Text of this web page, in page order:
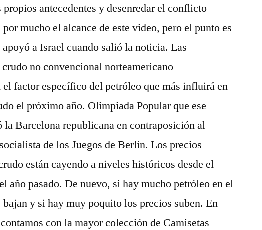
propios antecedentes y desenredar el conflicto
mucho el alcance de este video, pero el punto es
a Israel cuando salió la noticia. Las
no convencional norteamericano
el factor específico del petróleo que más influirá en
el próximo año. Olimpiada Popular que ese
la Barcelona republicana en contraposición al
de los Juegos de Berlín. Los precios
están cayendo a niveles históricos desde el
año pasado. De nuevo, si hay mucho petróleo en el
y si hay muy poquito los precios suben. En
con la mayor colección de Camisetas